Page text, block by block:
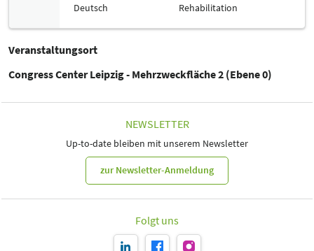
Deutsch
Rehabilitation
Veranstaltungsort
Congress Center Leipzig - Mehrzweckfläche 2 (Ebene 0)
NEWSLETTER
Up-to-date bleiben mit unserem Newsletter
zur Newsletter-Anmeldung
Folgt uns